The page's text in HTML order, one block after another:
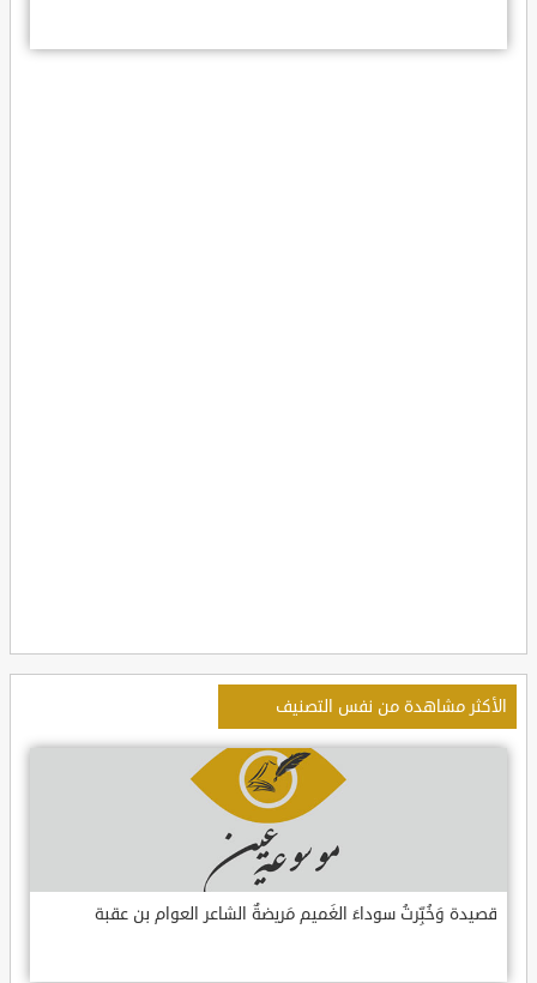
الأكثر مشاهدة من نفس التصنيف
قصيدة وَخُبِّرتُ سوداءَ الغَميم مَريضةٌ الشاعر العوام بن عقبة